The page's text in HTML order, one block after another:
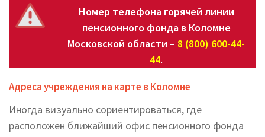
Номер телефона горячей линии
пенсионного фонда в Коломне
Московской области – 8 (800) 600-44-
44.
Адреса учреждения на карте в Коломне
Иногда визуально сориентироваться, где
расположен ближайший офис пенсионного фонда